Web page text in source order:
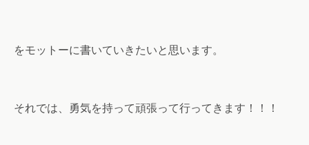
をモットーに書いていきたいと思います。
それでは、勇気を持って頑張って行ってきます！！！